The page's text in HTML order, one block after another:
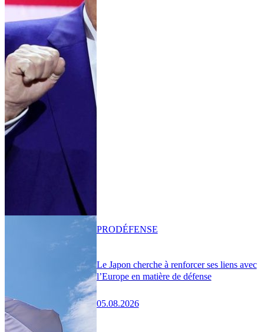
Le Japon cherche à renforcer ses liens avec
l’Europe en matière de défense
05.08.2026
PRODÉFENSE